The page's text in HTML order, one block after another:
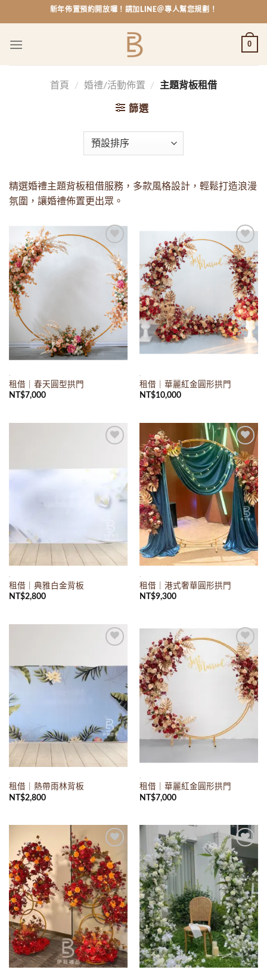
to
新年佈置預約開放囉！請加LINE＠專人幫您規劃！
0
首頁 / 婚禮/活動佈置 / 主題背板租借
篩選
精選婚禮主題背板租借服務，多款風格設計，輕鬆打造浪漫
氛圍，讓婚禮佈置更出眾。
Add to
wishlist
.
租借｜春天圓型拱門
NT$7,000
Add to
wishlist
.
租借｜華麗紅金圓形拱門
NT$10,000
.
租借｜典雅白金背板
NT$2,800
Add to
wishlist
.
租借｜港式奢華圓形拱門
NT$9,300
.
租借｜熱帶雨林背板
NT$2,800
Add to
wishlist
.
租借｜華麗紅金圓形拱門
NT$7,000
Add to
wishlist
Add to
wishlist